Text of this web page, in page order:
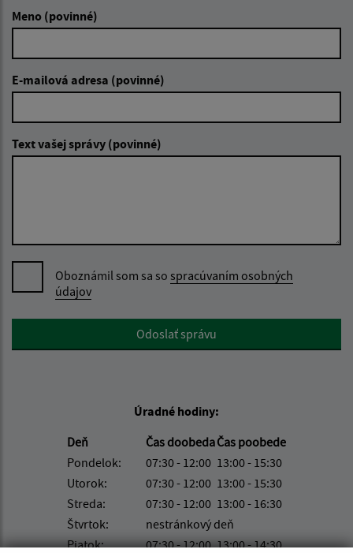
Meno (povinné)
E-mailová adresa (povinné)
Text vašej správy (povinné)
Oboznámil som sa so spracúvaním osobných
údajov
Google reCaptcha ResponseOdoslať správu
Úradné hodiny:
Deň
Čas doobedaČas poobede
Pondelok:
07:30 - 12:00 13:00 - 15:30
Utorok:
07:30 - 12:00 13:00 - 15:30
Streda:
07:30 - 12:00 13:00 - 16:30
Štvrtok:
nestránkový deň
Piatok:
07:30 - 12:00 13:00 - 14:30